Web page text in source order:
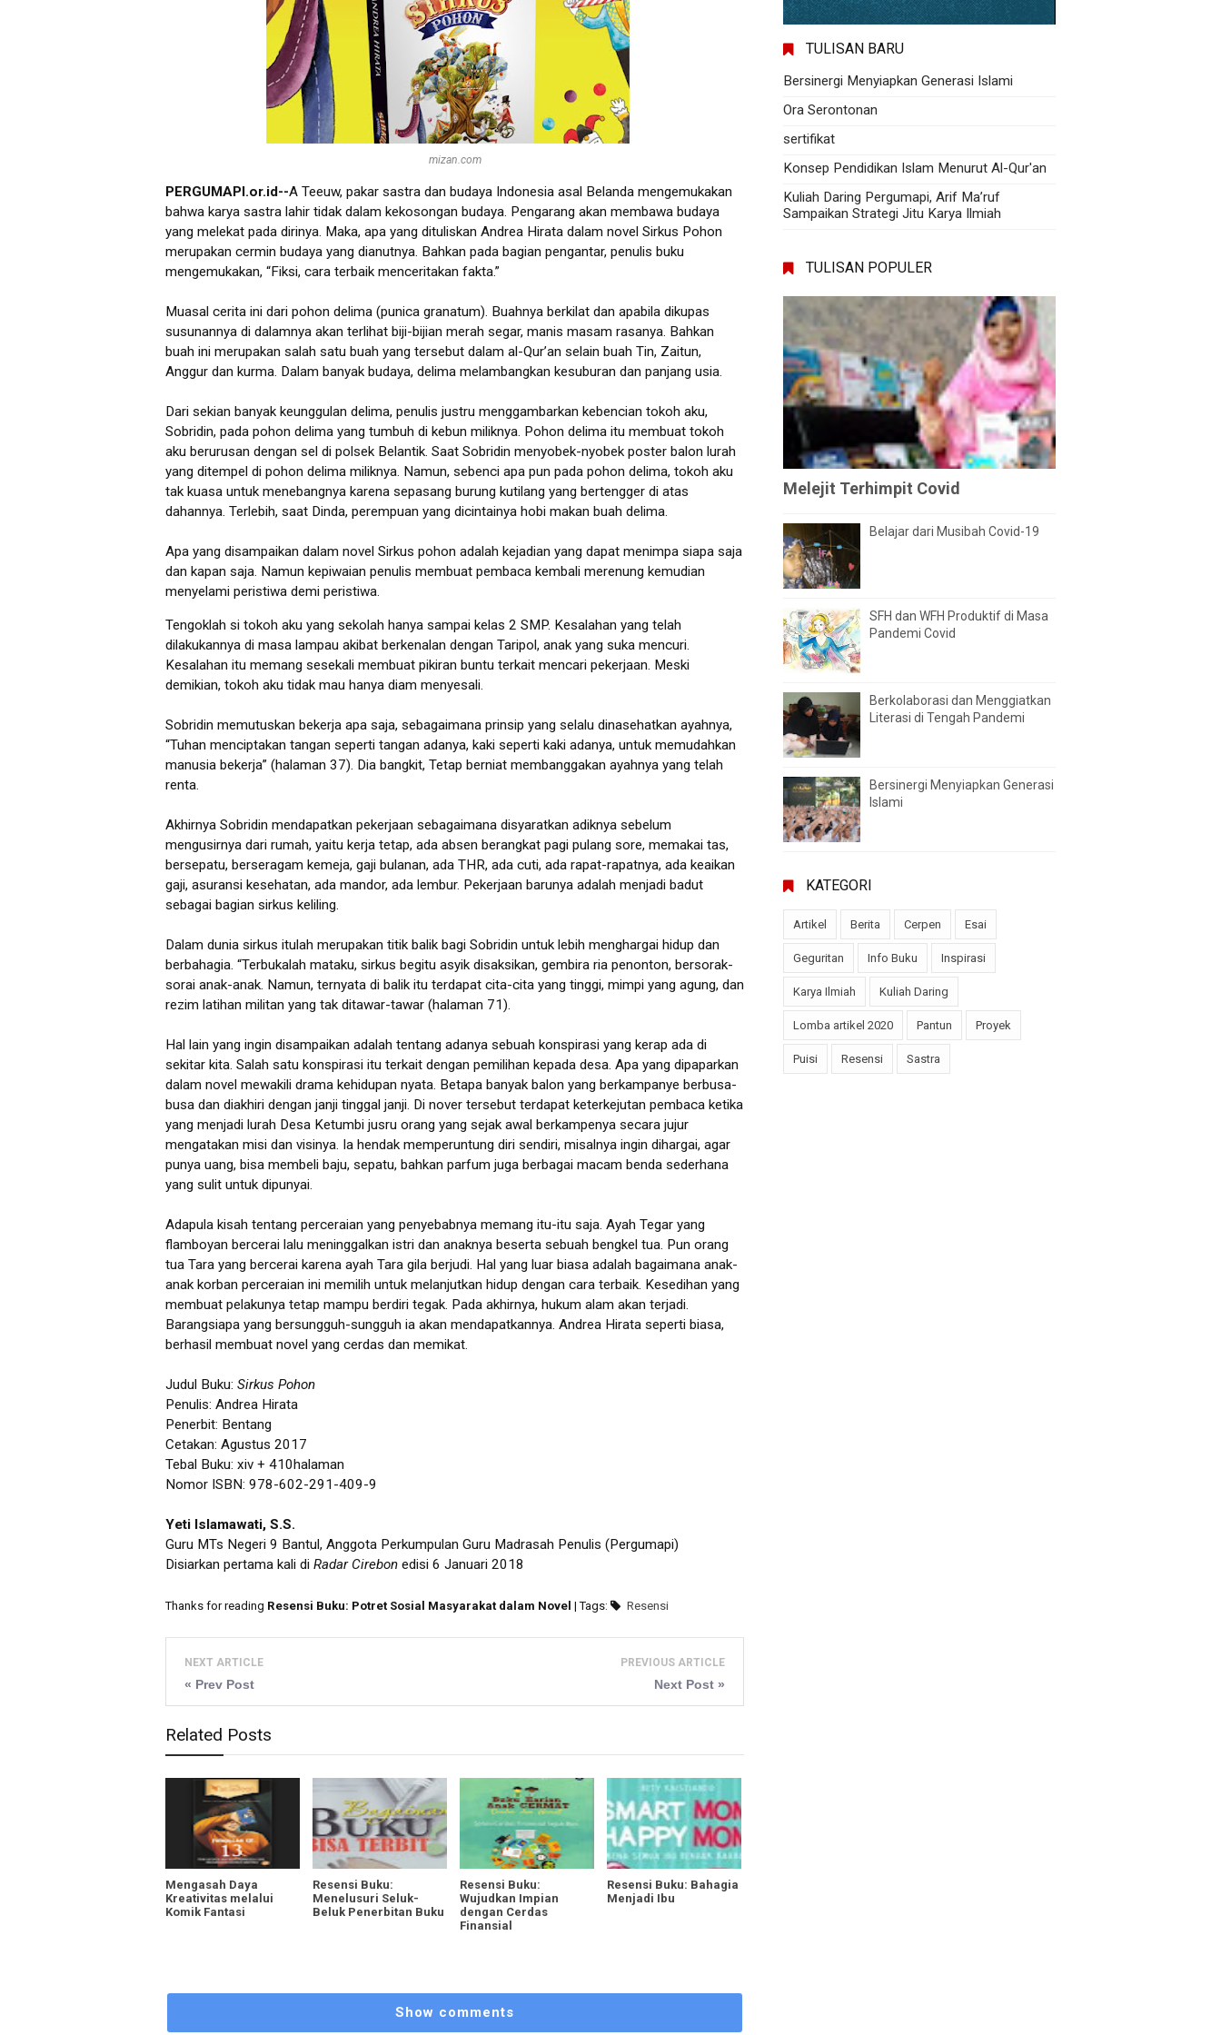
mizan.com
PERGUMAPI.or.id--A Teeuw, pakar sastra dan budaya Indonesia asal Belanda mengemukakan
bahwa karya sastra lahir tidak dalam kekosongan budaya. Pengarang akan membawa budaya
yang melekat pada dirinya. Maka, apa yang dituliskan Andrea Hirata dalam novel Sirkus Pohon
merupakan cermin budaya yang dianutnya. Bahkan pada bagian pengantar, penulis buku
mengemukakan, “Fiksi, cara terbaik menceritakan fakta.”
Muasal cerita ini dari pohon delima (punica granatum). Buahnya berkilat dan apabila dikupas
susunannya di dalamnya akan terlihat biji-bijian merah segar, manis masam rasanya. Bahkan
buah ini merupakan salah satu buah yang tersebut dalam al-Qur’an selain buah Tin, Zaitun,
Anggur dan kurma. Dalam banyak budaya, delima melambangkan kesuburan dan panjang usia.
Dari sekian banyak keunggulan delima, penulis justru menggambarkan kebencian tokoh aku,
Sobridin, pada pohon delima yang tumbuh di kebun miliknya. Pohon delima itu membuat tokoh
aku berurusan dengan sel di polsek Belantik. Saat Sobridin menyobek-nyobek poster balon lurah
yang ditempel di pohon delima miliknya. Namun, sebenci apa pun pada pohon delima, tokoh aku
tak kuasa untuk menebangnya karena sepasang burung kutilang yang bertengger di atas
dahannya. Terlebih, saat Dinda, perempuan yang dicintainya hobi makan buah delima.
Apa yang disampaikan dalam novel Sirkus pohon adalah kejadian yang dapat menimpa siapa saja
dan kapan saja. Namun kepiwaian penulis membuat pembaca kembali merenung kemudian
menyelami peristiwa demi peristiwa.
Tengoklah si tokoh aku yang sekolah hanya sampai kelas 2 SMP. Kesalahan yang telah
dilakukannya di masa lampau akibat berkenalan dengan Taripol, anak yang suka mencuri.
Kesalahan itu memang sesekali membuat pikiran buntu terkait mencari pekerjaan. Meski
demikian, tokoh aku tidak mau hanya diam menyesali.
Sobridin memutuskan bekerja apa saja, sebagaimana prinsip yang selalu dinasehatkan ayahnya,
“Tuhan menciptakan tangan seperti tangan adanya, kaki seperti kaki adanya, untuk memudahkan
manusia bekerja” (halaman 37). Dia bangkit, Tetap berniat membanggakan ayahnya yang telah
renta.
Akhirnya Sobridin mendapatkan pekerjaan sebagaimana disyaratkan adiknya sebelum
mengusirnya dari rumah, yaitu kerja tetap, ada absen berangkat pagi pulang sore, memakai tas,
bersepatu, berseragam kemeja, gaji bulanan, ada THR, ada cuti, ada rapat-rapatnya, ada keaikan
gaji, asuransi kesehatan, ada mandor, ada lembur. Pekerjaan barunya adalah menjadi badut
sebagai bagian sirkus keliling.
Dalam dunia sirkus itulah merupakan titik balik bagi Sobridin untuk lebih menghargai hidup dan
berbahagia. “Terbukalah mataku, sirkus begitu asyik disaksikan, gembira ria penonton, bersorak-
sorai anak-anak. Namun, ternyata di balik itu terdapat cita-cita yang tinggi, mimpi yang agung, dan
rezim latihan militan yang tak ditawar-tawar (halaman 71).
Hal lain yang ingin disampaikan adalah tentang adanya sebuah konspirasi yang kerap ada di
sekitar kita. Salah satu konspirasi itu terkait dengan pemilihan kepada desa. Apa yang dipaparkan
dalam novel mewakili drama kehidupan nyata. Betapa banyak balon yang berkampanye berbusa-
busa dan diakhiri dengan janji tinggal janji. Di nover tersebut terdapat keterkejutan pembaca ketika
yang menjadi lurah Desa Ketumbi jusru orang yang sejak awal berkampenya secara jujur
mengatakan misi dan visinya. Ia hendak memperuntung diri sendiri, misalnya ingin dihargai, agar
punya uang, bisa membeli baju, sepatu, bahkan parfum juga berbagai macam benda sederhana
yang sulit untuk dipunyai.
Adapula kisah tentang perceraian yang penyebabnya memang itu-itu saja. Ayah Tegar yang
flamboyan bercerai lalu meninggalkan istri dan anaknya beserta sebuah bengkel tua. Pun orang
tua Tara yang bercerai karena ayah Tara gila berjudi. Hal yang luar biasa adalah bagaimana anak-
anak korban perceraian ini memilih untuk melanjutkan hidup dengan cara terbaik. Kesedihan yang
membuat pelakunya tetap mampu berdiri tegak. Pada akhirnya, hukum alam akan terjadi.
Barangsiapa yang bersungguh-sungguh ia akan mendapatkannya. Andrea Hirata seperti biasa,
berhasil membuat novel yang cerdas dan memikat.
Judul Buku: Sirkus Pohon
Penulis: Andrea Hirata
Penerbit: Bentang
Cetakan: Agustus 2017
Tebal Buku: xiv + 410halaman
Nomor ISBN: 978-602-291-409-9
Yeti Islamawati, S.S.
Guru MTs Negeri 9 Bantul, Anggota Perkumpulan Guru Madrasah Penulis (Pergumapi)
Disiarkan pertama kali di Radar Cirebon edisi 6 Januari 2018
Thanks for reading Resensi Buku: Potret Sosial Masyarakat dalam Novel | Tags: Resensi
NEXT ARTICLE
« Prev Post
PREVIOUS ARTICLE
Next Post »
Related Posts
Mengasah Daya
Kreativitas melalui
Komik Fantasi
Resensi Buku:
Menelusuri Seluk-
Beluk Penerbitan Buku
Resensi Buku:
Wujudkan Impian
dengan Cerdas
Finansial
Resensi Buku: Bahagia
Menjadi Ibu
Show comments
TULISAN BARU
Bersinergi Menyiapkan Generasi Islami
Ora Serontonan
sertifikat
Konsep Pendidikan Islam Menurut Al-Qur'an
Kuliah Daring Pergumapi, Arif Ma’ruf
Sampaikan Strategi Jitu Karya Ilmiah
TULISAN POPULER
Melejit Terhimpit Covid
Belajar dari Musibah Covid-19
SFH dan WFH Produktif di Masa
Pandemi Covid
Berkolaborasi dan Menggiatkan
Literasi di Tengah Pandemi
Bersinergi Menyiapkan Generasi
Islami
KATEGORI
Artikel Berita Cerpen Esai
Geguritan Info Buku Inspirasi
Karya Ilmiah Kuliah Daring
Lomba artikel 2020 Pantun Proyek
Puisi Resensi Sastra